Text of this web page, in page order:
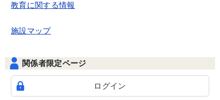
教育に関する情報
施設マップ
関係者限定ページ
ログイン